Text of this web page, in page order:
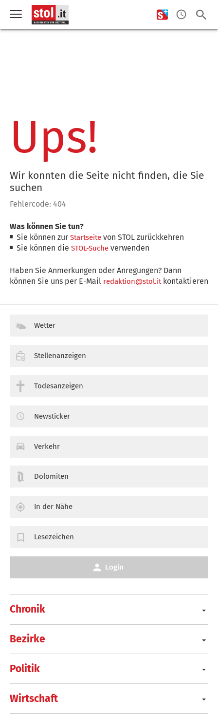
Ups!
Wir konnten die Seite nicht finden, die Sie
suchen
Fehlercode: 404
Was können Sie tun?
Sie können zurStartseite von STOL zurückkehren
Sie können dieSTOL-Suche verwenden
Haben Sie Anmerkungen oder Anregungen? Dann
können Sie uns per E-Mail redaktion@stol.itkontaktieren
Chronik
Bezirke
Politik
Wirtschaft
Wetter
Stellenanzeigen
Todesanzeigen
Newsticker
Verkehr
Dolomiten
In der Nähe
Lesezeichen
Login